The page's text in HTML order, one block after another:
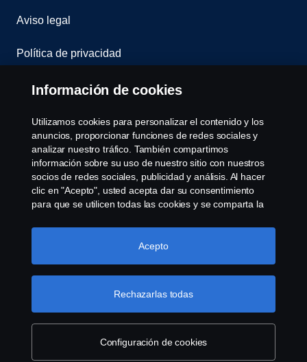
Aviso legal
Política de privacidad
Scania Assitance
Política de cookies
Opciones de Cookies
© Copyright Scania 2008-2022. Todos los derechos
Información de cookies
Utilizamos cookies para personalizar el contenido y los
anuncios, proporcionar funciones de redes sociales y
analizar nuestro tráfico. También compartimos
información sobre su uso de nuestro sitio con nuestros
socios de redes sociales, publicidad y análisis. Al hacer
clic en "Acepto", usted acepta dar su consentimiento
para que se utilicen todas las cookies y se comparta la
haciendo clic en "Configuración de cookies" y
seleccionando las categorías que desea aceptar. Para
Más información sobre su privacidad
Configuración de cookies
Rechazarlas todas
Acepto